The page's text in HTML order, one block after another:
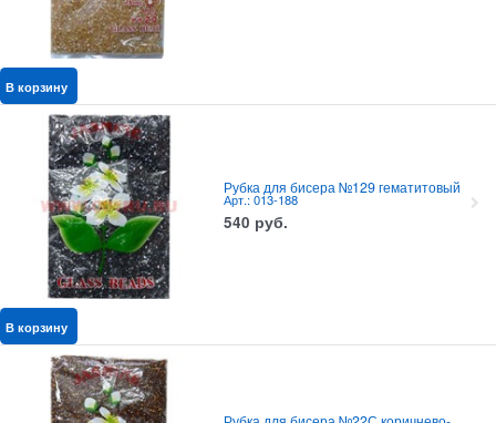
В корзину
Рубка для бисера №129 гематитовый
Арт.: 013-188
540 руб.
В корзину